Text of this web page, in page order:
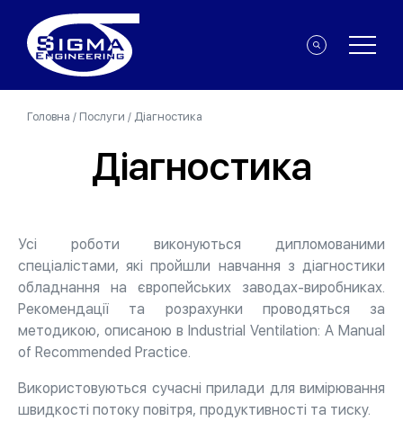
Головна / Послуги / Діагностика
Діагностика
Усі роботи виконуються дипломованими
спеціалістами, які пройшли навчання з діагностики
обладнання на європейських заводах-виробниках.
Рекомендації та розрахунки проводяться за
методикою, описаною в Industrial Ventilation: A Manual
of Recommended Practice.
Використовуються сучасні прилади для вимірювання
швидкості потоку повітря, продуктивності та тиску.